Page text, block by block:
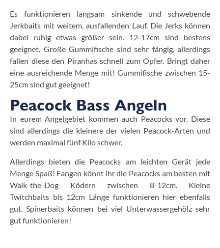
Es funktionieren langsam sinkende und schwebende
Jerkbaits mit weitem, ausfallenden Lauf. Die Jerks können
dabei ruhig etwas größer sein. 12-17cm sind bestens
geeignet. Große Gummifische sind sehr fängig, allerdings
fallen diese den Piranhas schnell zum Opfer. Bringt daher
eine ausreichende Menge mit! Gummifische zwischen 15-
25cm sind gut geeignet!
Peacock Bass Angeln
In eurem Angelgebiet kommen auch Peacocks vor. Diese
sind allerdings die kleinere der vielen Peacock-Arten und
werden maximal fünf Kilo schwer.
Allerdings bieten die Peacocks am leichten Gerät jede
Menge Spaß! Fangen könnt ihr die Peacocks am besten mit
Walk-the-Dog Ködern zwischen 8-12cm. Kleine
Twitchbaits bis 12cm Länge funktionieren hier ebenfalls
gut. Spinerbaits können bei viel Unterwassergehölz sehr
gut funktionieren!